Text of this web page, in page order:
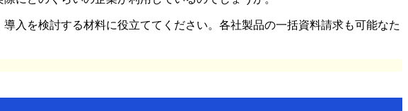
入を検討する材料に役立ててください。各社製品の一括資料請求も可能なた